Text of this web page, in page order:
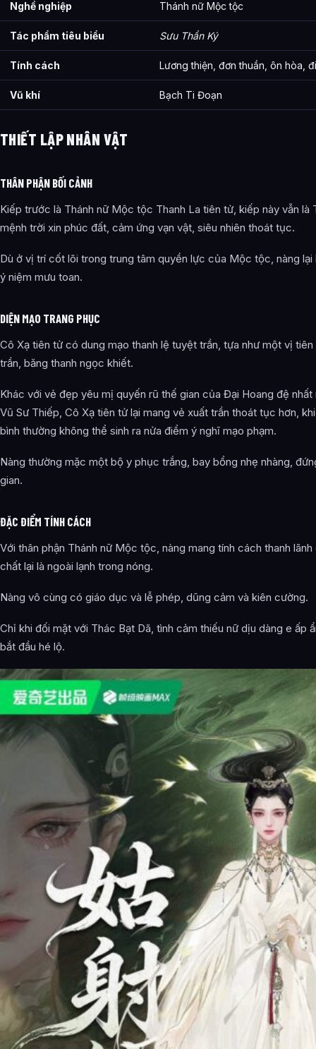
Nghề nghiệp Thánh nữ Mộc tộc
Tác phẩm tiêu biểu Sưu Thần Ký
Tính cách Lương thiện, đơn thuần, ôn hòa,
Vũ khí Bạch Ti Đoạn
THIẾT LẬP NHÂN VẬT
THÂN PHẬN BỐI CẢNH
Kiếp trước là Thánh nữ Mộc tộc Thanh La tiên tử, kiếp này vẫn là
mệnh trời xin phúc đất, cảm ứng vạn vật, siêu nhiên thoát tục.
Dù ở vị trí cốt lõi trong trung tâm quyền lực của Mộc tộc, nàng
ý niệm mưu toan.
DIỆN MẠO TRANG PHỤC
Cô Xạ tiên tử có dung mạo thanh lệ tuyệt trần, tựa như một vị
trần, băng thanh ngọc khiết.
Khác với vẻ đẹp yêu mị quyến rũ thế gian của Đại Hoang đệ nhất
Vũ Sư Thiếp, Cô Xạ tiên tử lại mang vẻ xuất trần thoát tục hơn,
bình thường không thể sinh ra nửa điểm ý nghĩ mạo phạm.
Nàng thường mặc một bộ y phục trắng, bay bổng nhẹ nhàng,
gian.
ĐẶC ĐIỂM TÍNH CÁCH
Với thân phận Thánh nữ Mộc tộc, nàng mang tính cách thanh
chất lại là ngoài lạnh trong nóng.
Nàng vô cùng có giáo dục và lễ phép, dũng cảm và kiên cường.
Chỉ khi đối mặt với Thác Bạt Dã, tình cảm thiếu nữ dịu dàng e ấp
bắt đầu hé lộ.